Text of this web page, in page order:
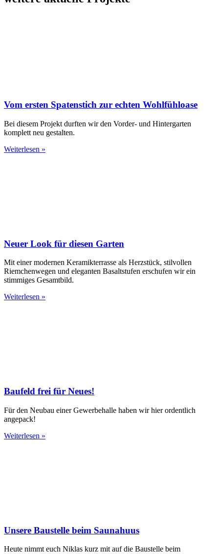
Vom ersten Spatenstich zur echten Wohlfühloase
Bei diesem Projekt durften wir den Vorder- und Hintergarten
komplett neu gestalten.
Weiterlesen »
Neuer Look für diesen Garten
Mit einer modernen Keramikterrasse als Herzstück, stilvollen
Riemchenwegen und eleganten Basaltstufen erschufen wir ein
stimmiges Gesamtbild.
Weiterlesen »
Baufeld frei für Neues!
Für den Neubau einer Gewerbehalle haben wir hier ordentlich
angepack!
Weiterlesen »
Unsere Baustelle beim Saunahuus
Heute nimmt euch Niklas kurz mit auf die Baustelle beim